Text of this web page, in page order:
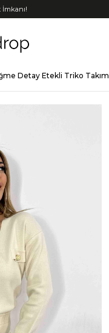
İmkanı!
Detay Etekli Triko